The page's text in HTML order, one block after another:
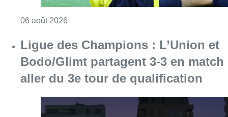
06 août 2026
Ligue des Champions : L’Union et
Bodo/Glimt partagent 3-3 en match
aller du 3e tour de qualification